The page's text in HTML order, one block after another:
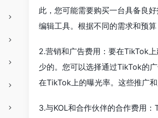
此，您可能需要购买一台具备良
编辑工具。根据不同的需求和预算
2.营销和广告费用：要在TikTok
少的。您可以选择通过TikTok的
在TikTok上的曝光率。这些推广
3.与KOL和合作伙伴的合作费用